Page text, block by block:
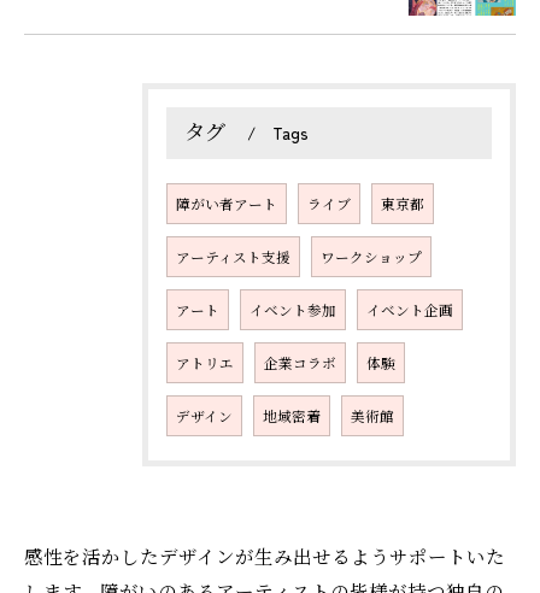
タグ Tags
障がい者アート ライブ 東京都
アーティスト支援 ワークショップ
アート イベント参加 イベント企画
アトリエ 企業コラボ 体験
デザイン 地域密着 美術館
感性を活かしたデザインが生み出せるようサポートいた